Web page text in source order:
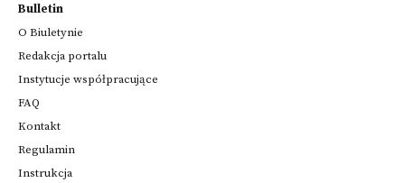
Bulletin
O Biuletynie
Redakcja portalu
Instytucje współpracujące
FAQ
Kontakt
Regulamin
Instrukcja